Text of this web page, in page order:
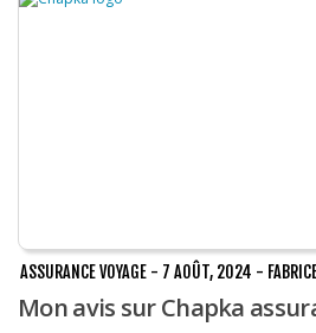
ASSURANCE VOYAGE - 7 AOÛT, 2024 -
Mon avis sur Chapka